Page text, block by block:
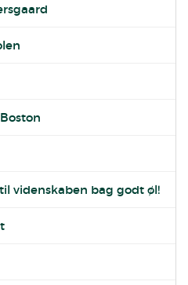
videnskaben bag godt øl!